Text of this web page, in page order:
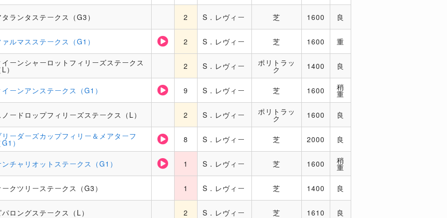
ランタステークス（G3） 2 S．レヴィー 芝 1600 良
ルマスステークス（G1） 2 S．レヴィー 芝 1600 重
イーンシャーロットフィリーズステークス
） 2 S．レヴィー ポリトラッ
ク 1400 良
イーンアンステークス（G1） 9 S．レヴィー 芝 1600 稍
重
ノードロップフィリーズステークス（L） 2 S．レヴィー ポリトラッ
ク 1600 良
リーダーズカップフィリー＆メアターフ
G1） 8 S．レヴィー 芝 2000 良
ンチャリオットステークス（G1） 1 S．レヴィー 芝 1600 稍
重
ークツリーステークス（G3） 1 S．レヴィー 芝 1400 良
ロングステークス（L） 2 S．レヴィー 芝 1610 良